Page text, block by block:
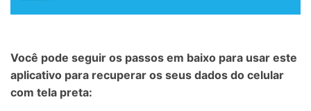
Você pode seguir os passos em baixo para usar este
aplicativo para recuperar os seus dados do celular
com tela preta: